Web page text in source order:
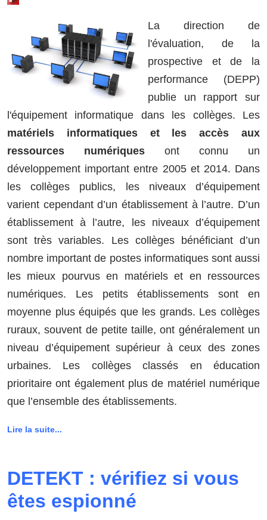
La direction de
l'évaluation, de la
prospective et de la
performance (DEPP)
publie un rapport sur
l'équipement informatique dans les collèges. Les
matériels informatiques et les accès aux
ressources numériques ont connu un
développement important entre 2005 et 2014. Dans
les collèges publics, les niveaux d’équipement
varient cependant d’un établissement à l’autre. D’un
établissement à l’autre, les niveaux d’équipement
sont très variables. Les collèges bénéficiant d’un
nombre important de postes informatiques sont aussi
les mieux pourvus en matériels et en ressources
numériques. Les petits établissements sont en
moyenne plus équipés que les grands. Les collèges
ruraux, souvent de petite taille, ont généralement un
niveau d’équipement supérieur à ceux des zones
urbaines. Les collèges classés en éducation
prioritaire ont également plus de matériel numérique
que l’ensemble des établissements.
Lire la suite...
DETEKT : vérifiez si vous
êtes espionné